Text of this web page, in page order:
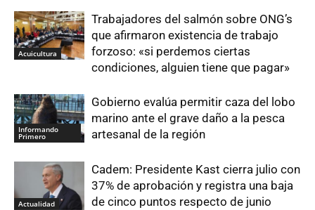
Acuicultura
Trabajadores del salmón sobre ONG’s
que afirmaron existencia de trabajo
forzoso: «si perdemos ciertas
condiciones, alguien tiene que pagar»
Informando
Primero
Gobierno evalúa permitir caza del lobo
marino ante el grave daño a la pesca
artesanal de la región
Actualidad
Cadem: Presidente Kast cierra julio con
37% de aprobación y registra una baja
de cinco puntos respecto de junio